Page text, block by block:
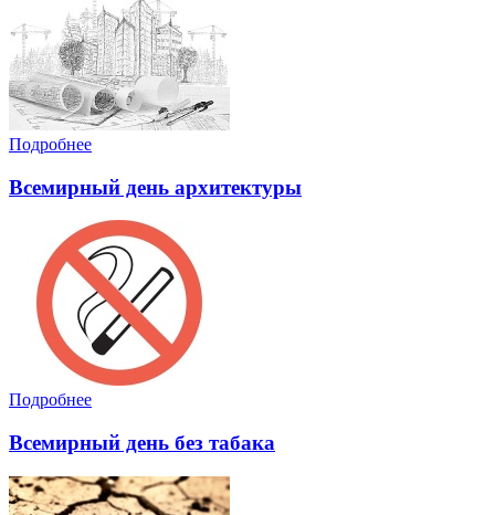
Подробнее
Всемирный день архитектуры
Подробнее
Всемирный день без табака